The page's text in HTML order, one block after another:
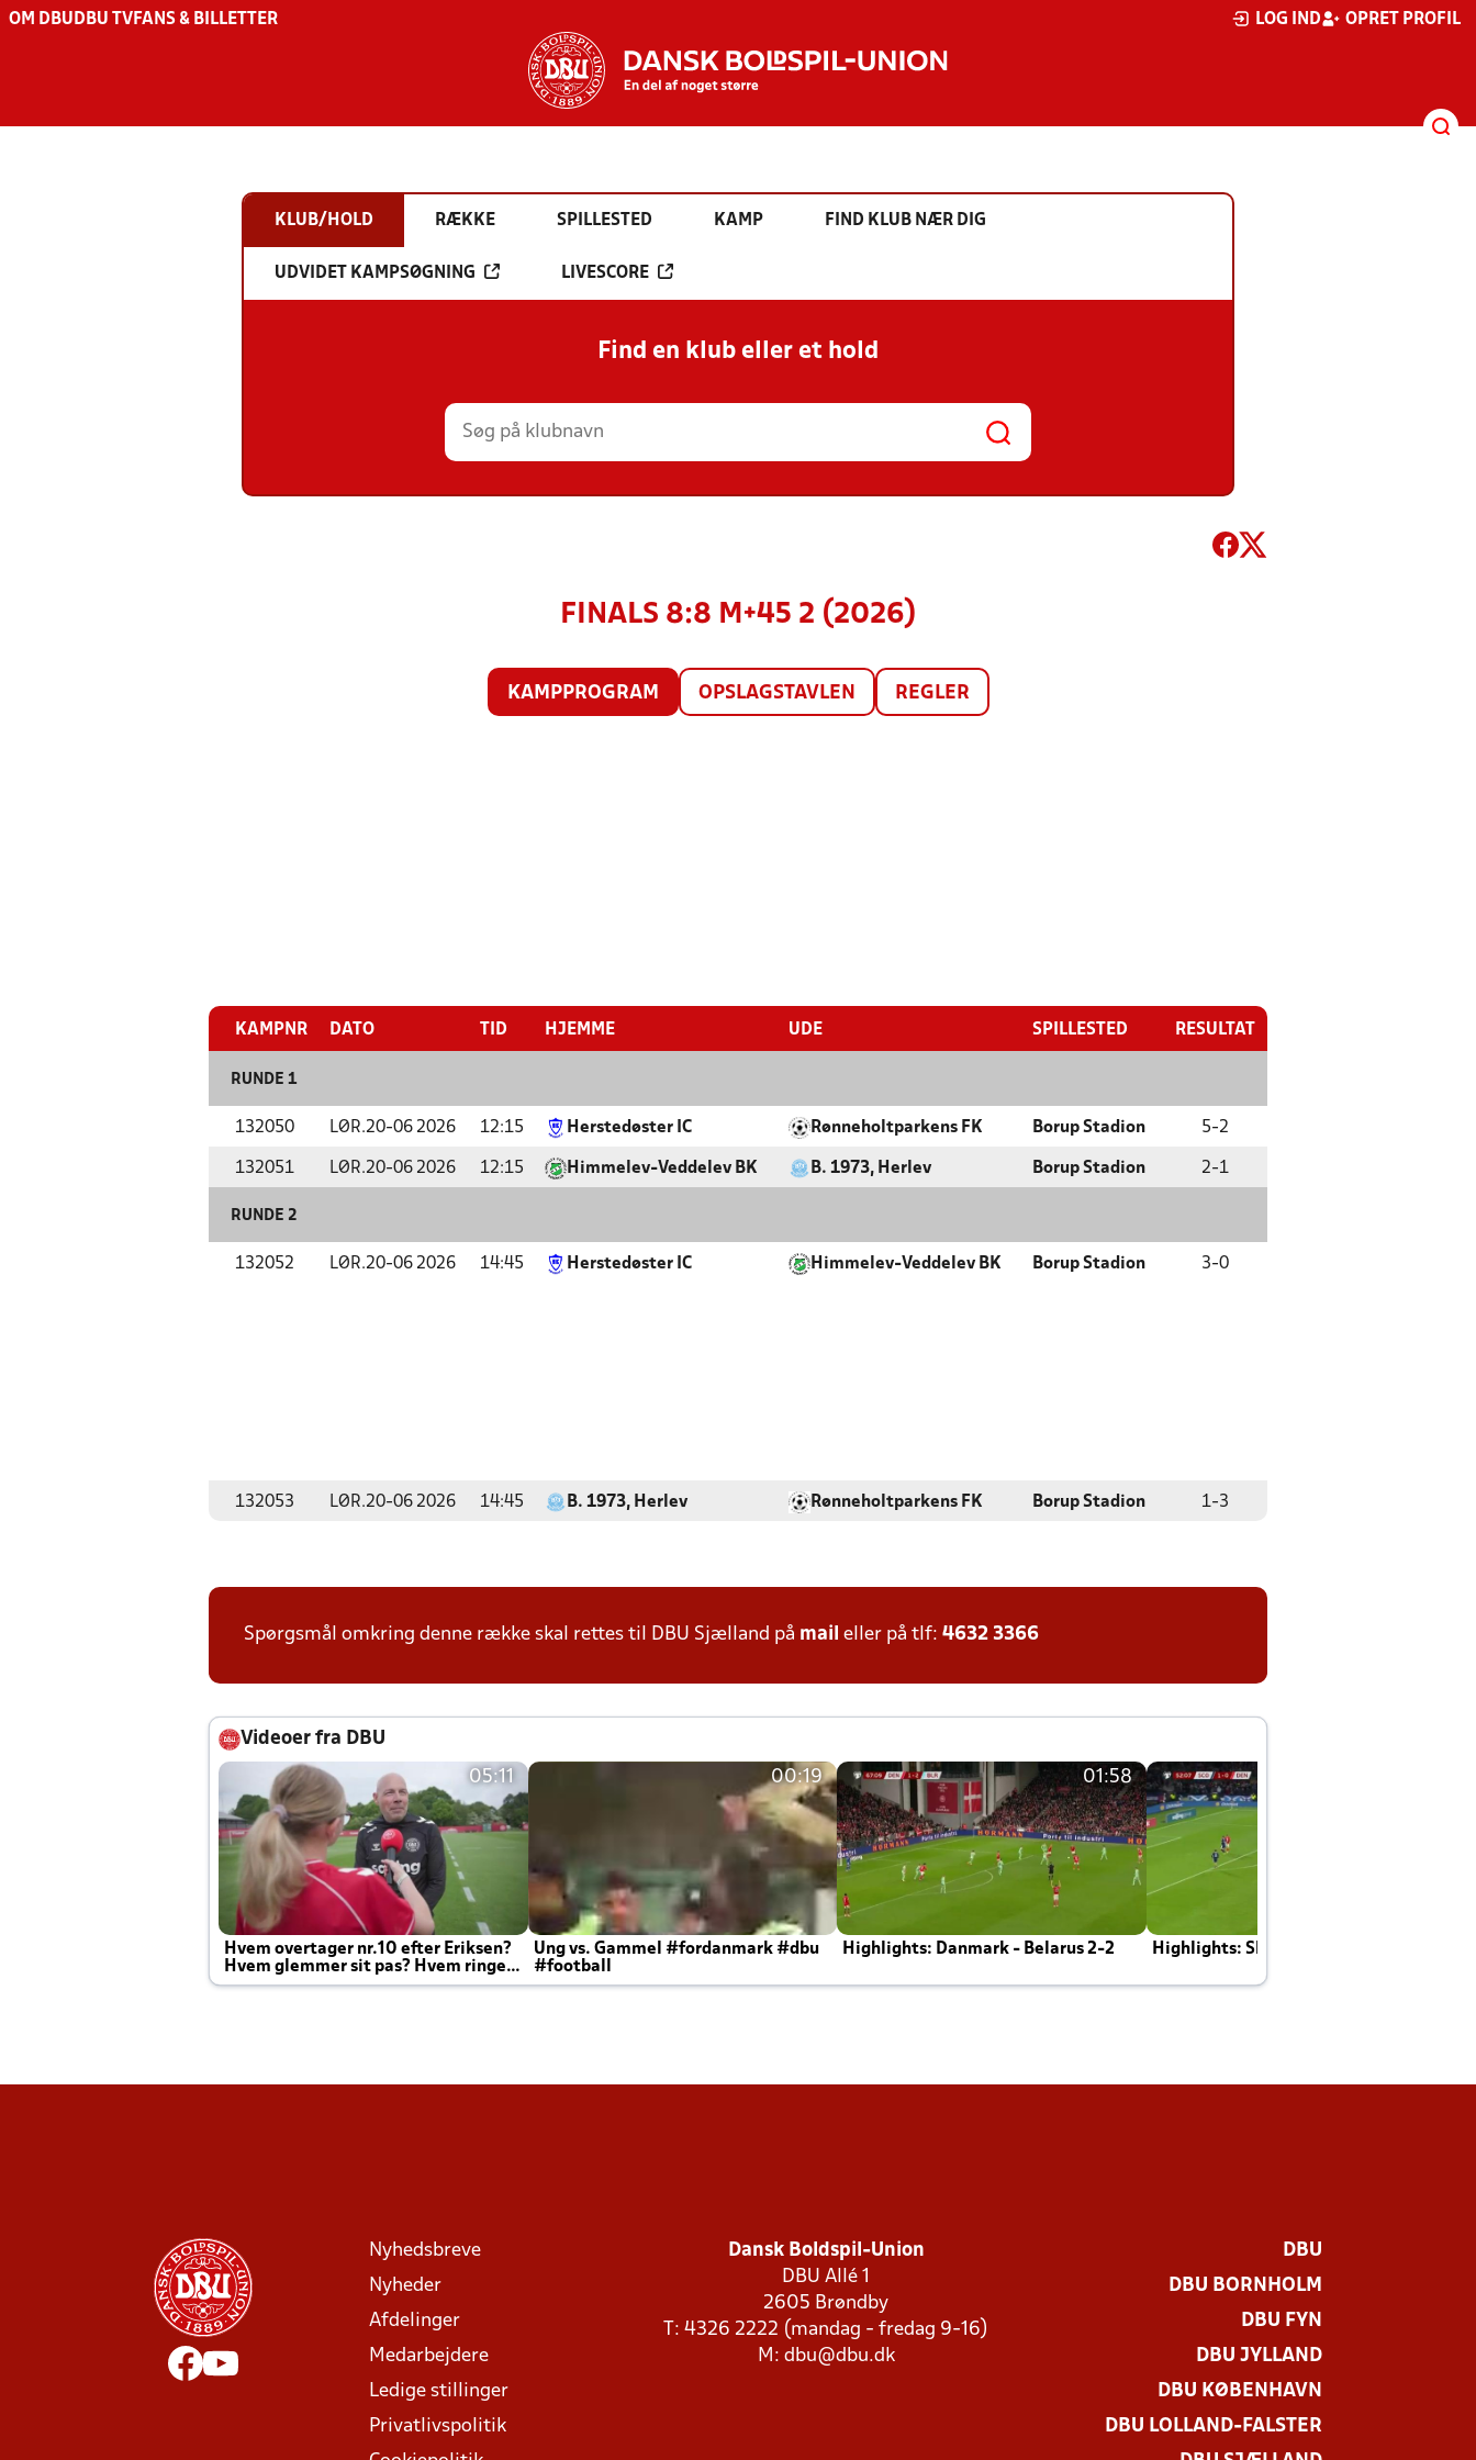
OM DBU DBU TV FANS & BILLETTER LOG IND OPRET PROFIL
KLUB/HOLD RÆKKE SPILLESTED KAMP FIND KLUB NÆR DIG
UDVIDET KAMPSØGNING LIVESCORE
Find en klub eller et hold
FINALS 8:8 M+45 2 (2026)
KAMPPROGRAM OPSLAGSTAVLEN REGLER
KAMPNR DATO TID HJEMME UDE SPILLESTED RESULTAT
RUNDE 1
132050 LØR.20-06 2026 12:15 Herstedøster IC Rønneholtparkens FK Borup Stadion 5-2
132051 LØR.20-06 2026 12:15 Himmelev-Veddelev BK B. 1973, Herlev Borup Stadion 2-1
RUNDE 2
132052 LØR.20-06 2026 14:45 Herstedøster IC Himmelev-Veddelev BK Borup Stadion 3-0
132053 LØR.20-06 2026 14:45 B. 1973, Herlev Rønneholtparkens FK Borup Stadion 1-3
Spørgsmål omkring denne række skal rettes til DBU Sjælland på mail eller på tlf: 4632 3366
Videoer fra DBU
05:11
Hvem overtager nr.10 efter Eriksen?
Hvem glemmer sit pas? Hvem ringer
Joachim altid til efter kampe?
00:19
Ung vs. Gammel #fordanmark #dbu
#football
01:58
Highlights: Danmark - Belarus 2-2 Highlights: Skotland - Danmark 4-2
Nyhedsbreve
Nyheder
Afdelinger
Medarbejdere
Ledige stillinger
Privatlivspolitik
Dansk Boldspil-Union
DBU Allé 1
2605 Brøndby
T: 4326 2222 (mandag - fredag 9-16)
M: dbu@dbu.dk
DBU
DBU BORNHOLM
DBU FYN
DBU JYLLAND
DBU KØBENHAVN
DBU LOLLAND-FALSTER